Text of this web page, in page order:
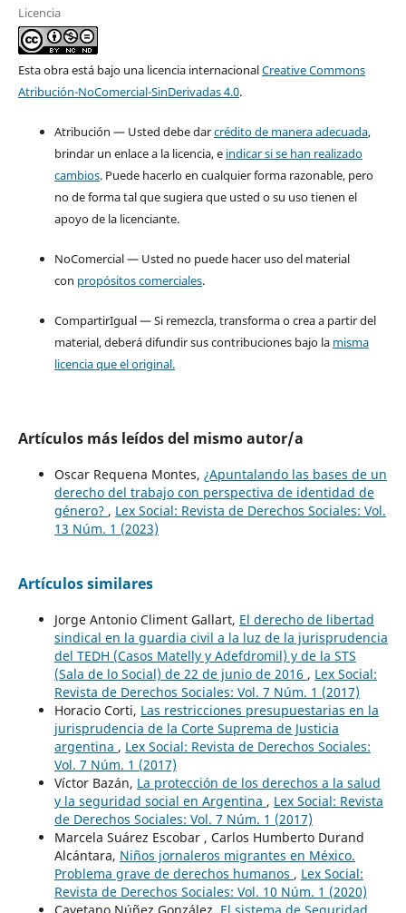
Licencia
Esta obra está bajo una licencia internacionalCreative Commons
Atribución-NoComercial-SinDerivadas 4.0.
Atribución — Usted debe darcrédito de manera adecuada,
brindar un enlace a la licencia, e indicar si se han realizado
cambios. Puede hacerlo en cualquier forma razonable, pero
no de forma tal que sugiera que usted o su uso tienen el
apoyo de la licenciante.
NoComercial — Usted no puede hacer uso del material
con propósitos comerciales.
CompartirIgual — Si remezcla, transforma o crea a partir del
material, deberá difundir sus contribuciones bajo la misma
licencia que el original.
Artículos más leídos del mismo autor/a
Oscar Requena Montes, ¿Apuntalando las bases de un
derecho del trabajo con perspectiva de identidad de
género? , Lex Social: Revista de Derechos Sociales: Vol.
13 Núm. 1 (2023)
Artículos similares
Jorge Antonio Climent Gallart, El derecho de libertad
sindical en la guardia civil a la luz de la jurisprudencia
del TEDH (Casos Matelly y Adefdromil) y de la STS
(Sala de lo Social) de 22 de junio de 2016 , Lex Social:
Revista de Derechos Sociales: Vol. 7 Núm. 1 (2017)
Horacio Corti, Las restricciones presupuestarias en la
jurisprudencia de la Corte Suprema de Justicia
argentina , Lex Social: Revista de Derechos Sociales:
Vol. 7 Núm. 1 (2017)
Víctor Bazán, La protección de los derechos a la salud
y la seguridad social en Argentina , Lex Social: Revista
de Derechos Sociales: Vol. 7 Núm. 1 (2017)
Marcela Suárez Escobar , Carlos Humberto Durand
Alcántara, Niños jornaleros migrantes en México.
Problema grave de derechos humanos , Lex Social:
Revista de Derechos Sociales: Vol. 10 Núm. 1 (2020)